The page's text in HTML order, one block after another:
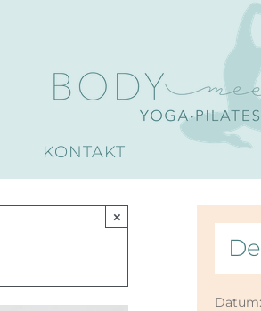
KONTAKT
×
Datum: